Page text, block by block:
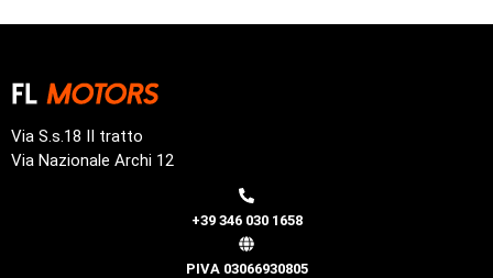
Via S.s.18 II tratto
Via Nazionale Archi 12
+39 346 030 1658
PIVA 03066930805